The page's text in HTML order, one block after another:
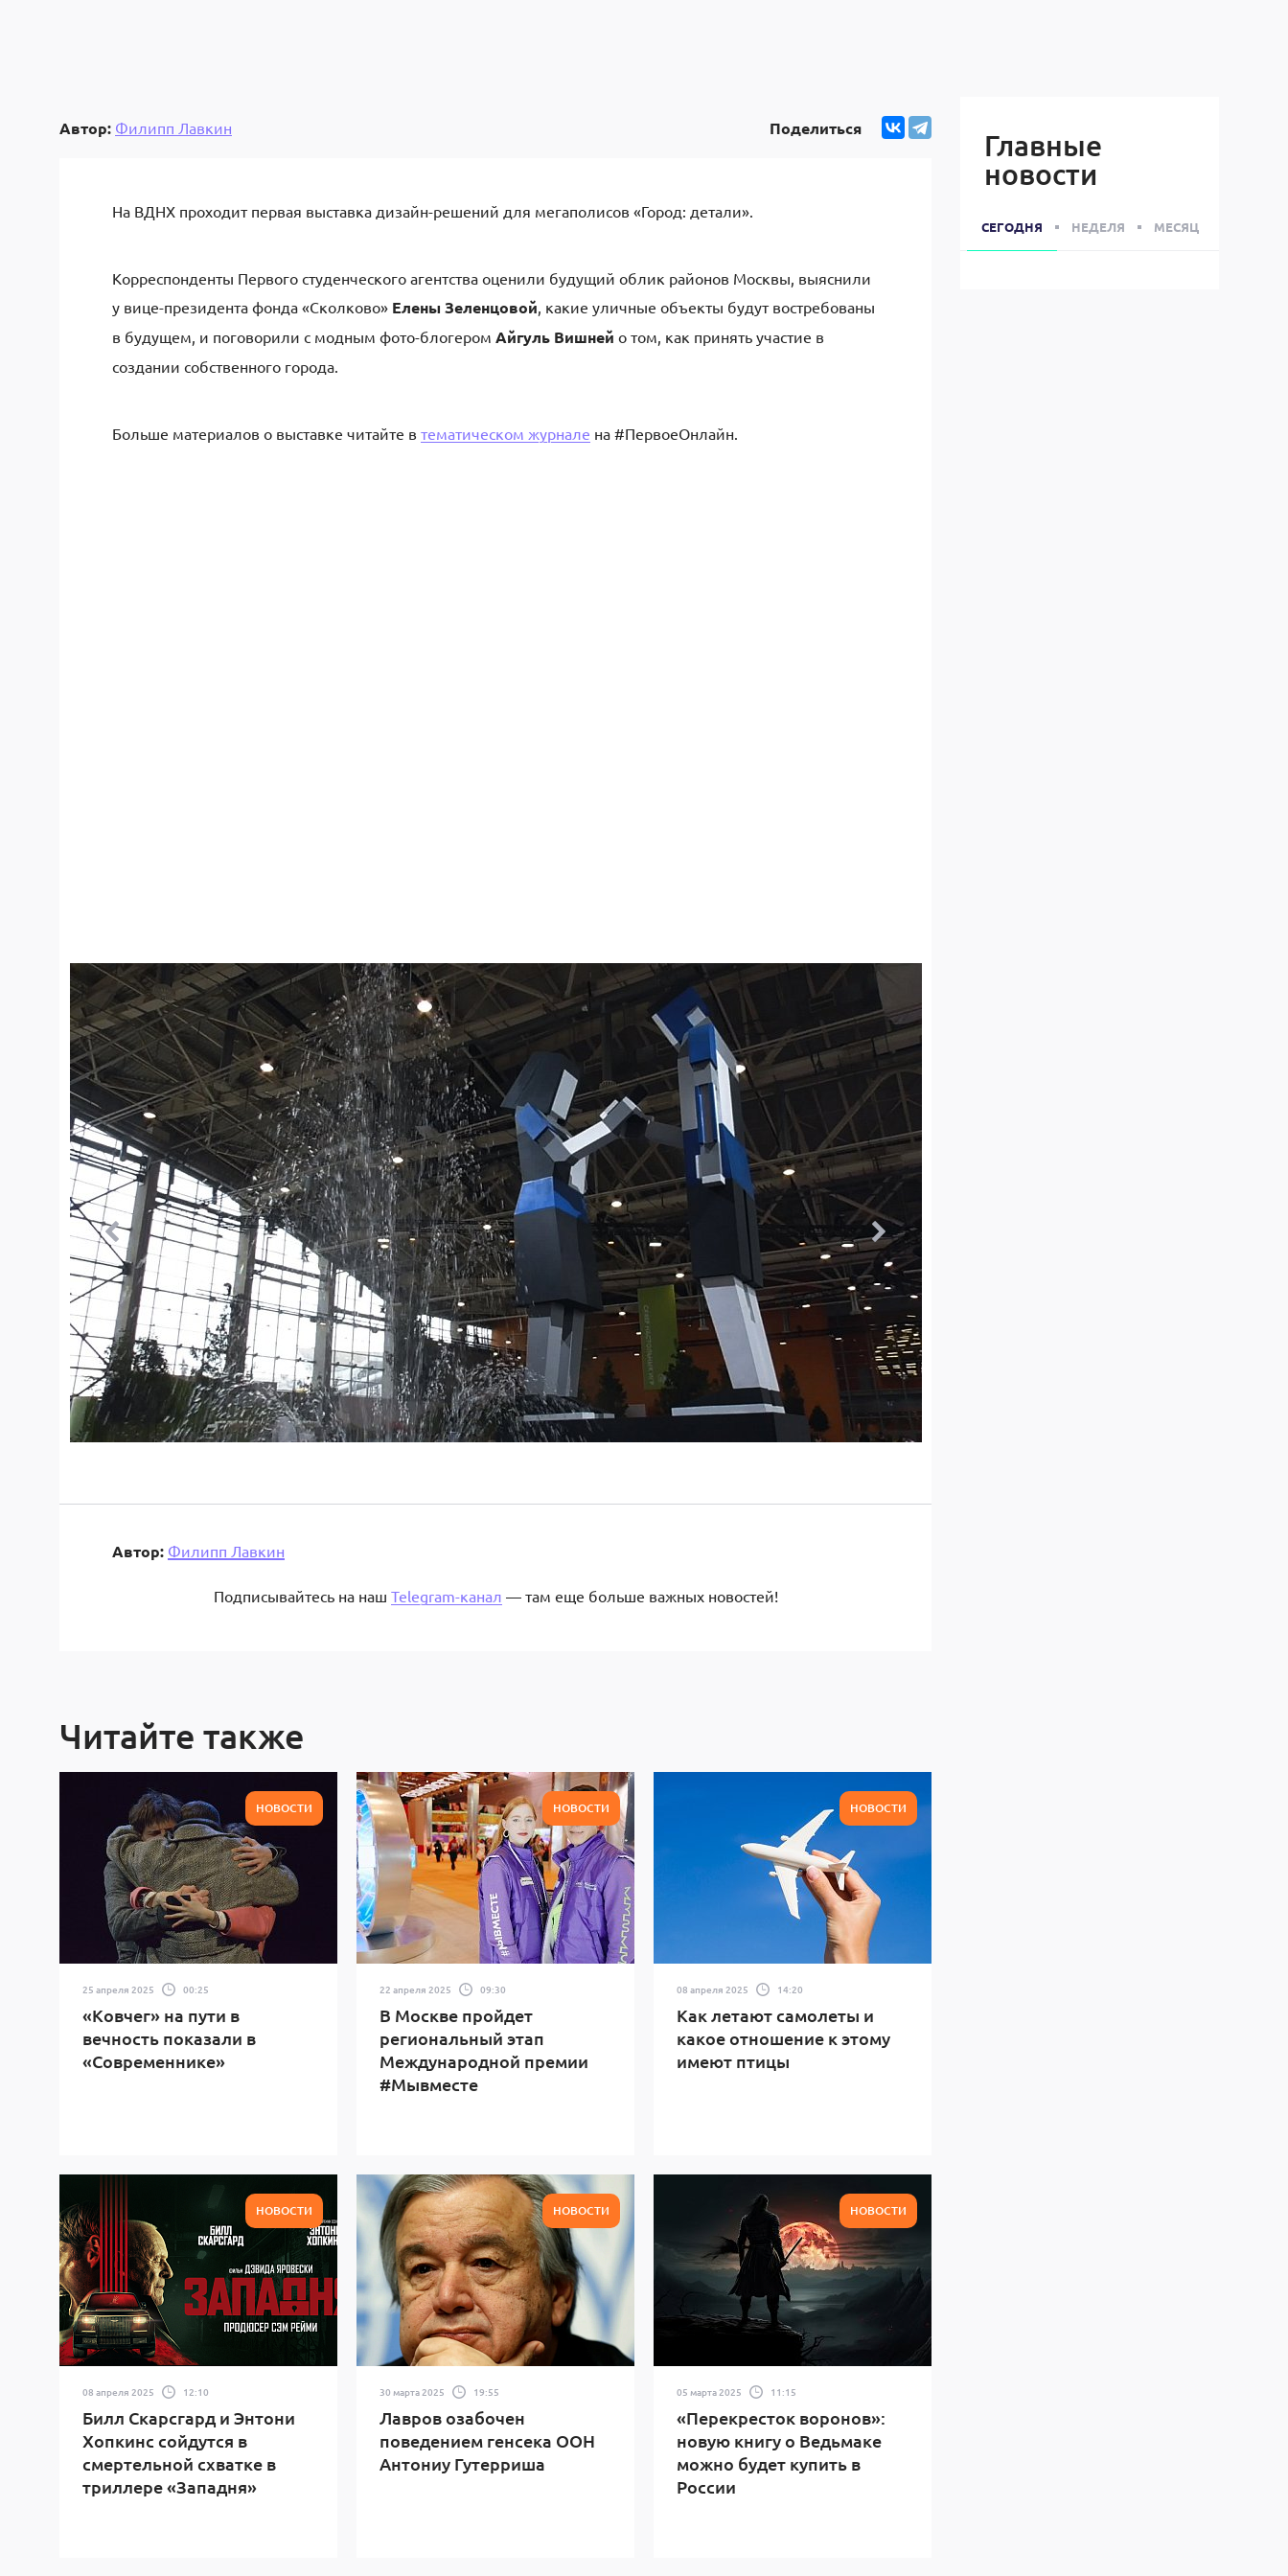
Автор: Филипп Лавкин Поделиться
На ВДНХ проходит первая выставка дизайн-решений для мегаполисов «Город: детали».
Корреспонденты Первого студенческого агентства оценили будущий облик районов Москвы, выяснили
у вице-президента фонда «Сколково» Елены Зеленцовой, какие уличные объекты будут востребованы
в будущем, и поговорили с модным фото-блогером Айгуль Вишней о том, как принять участие в
создании собственного города.
Больше материалов о выставке читайте в тематическом журнале на #ПервоеОнлайн.
Автор: Филипп Лавкин
Подписывайтесь на наш Telegram-канал — там еще больше важных новостей!
Читайте также
НОВОСТИ
25 апреля 2025 00:25
«Ковчег» на пути в
вечность показали в
«Современнике»
НОВОСТИ
22 апреля 2025 09:30
В Москве пройдет
региональный этап
Международной премии
#Мывместе
НОВОСТИ
08 апреля 2025 14:20
Как летают самолеты и
какое отношение к этому
имеют птицы
НОВОСТИ
08 апреля 2025 12:10
Билл Скарсгард и Энтони
Хопкинс сойдутся в
смертельной схватке в
триллере «Западня»
НОВОСТИ
30 марта 2025 19:55
Лавров озабочен
поведением генсека ООН
Антониу Гутерриша
НОВОСТИ
05 марта 2025 11:15
«Перекресток воронов»:
новую книгу о Ведьмаке
можно будет купить в
России
Главные
новости
СЕГОДНЯ НЕДЕЛЯ МЕСЯЦ